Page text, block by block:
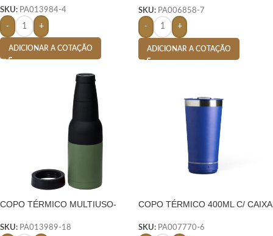
SKU: PA013984-4
- +
ADICIONAR A COTAÇÃO
SKU: PA006858-7
- +
ADICIONAR A COTAÇÃO
COPO TÉRMICO MULTIUSO-
SKU: PA013989-18
COPO TÉRMICO 400ML C/ CAIXA
SKU: PA007770-6